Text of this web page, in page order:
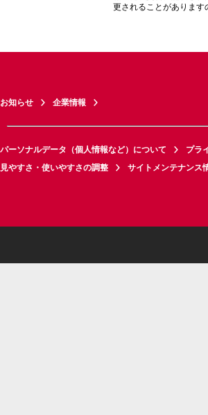
更されることがあります
お知らせ 企業情報
パーソナルデータ（個人情報など）について プラ
見やすさ・使いやすさの調整
サイトメンテナンス